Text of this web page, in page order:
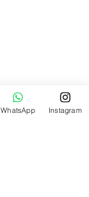
WhatsApp Instagram